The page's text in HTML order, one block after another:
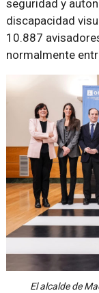
seguridad y
discapacidad
10.887
normalmente
El alcalde de